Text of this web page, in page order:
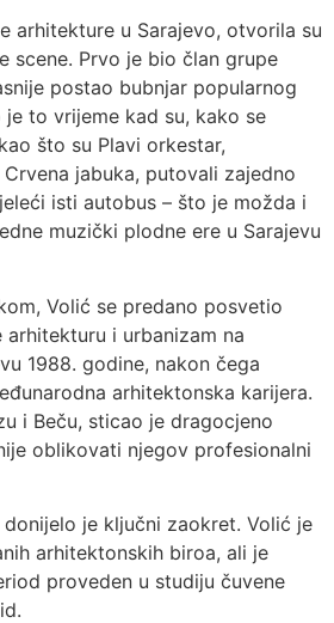
arhitekture u Sarajevo, otvorila su
scene. Prvo je bio član grupe
postao bubnjar popularnog
je to vrijeme kad su, kako se
što su Plavi orkestar,
jabuka, putovali zajedno
isti autobus – što je možda i
muzički plodne ere u Sarajevu
Volić se predano posvetio
i urbanizam na
1988. godine, nakon čega
arhitektonska karijera.
i Beču, sticao je dragocjeno
oblikovati njegov profesionalni
donijelo je ključni zaokret. Volić je
arhitektonskih biroa, ali je
proveden u studiju čuvene